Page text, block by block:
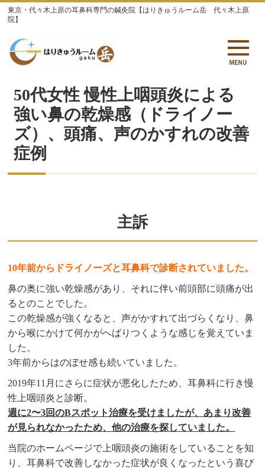
東京・代々木上原の耳鼻科専門の鍼灸院【はりきゅうルーム岳 代々木上原
院】
50代女性 慢性上咽頭炎による
強い鼻の乾燥感（ドライノー
ズ）、頭痛、声のかすれの改善
症例
主訴
10年前からドライノーズと耳鼻科で診断されていました。
鼻の奥に強い乾燥感があり、それに伴い前頭部に頭痛が出
るとのことでした。
この乾燥感が強くなると、声がかすれて出づらくなり、鼻
から喉にかけて何かがへばりつくような感じを覚えていま
した。
3年前からはのぼせ感も続いていました。
2019年11月にさらに症状が悪化したため、耳鼻科に行き慢
性上咽頭炎と診断。
週に2〜3回のBスポット治療を受けましたが、あまり改善
が見られなかったため、他の治療を探していました。
当院のホームページで上咽頭炎の施術をしていることを知
り、耳鼻科で改善しなかった症状が良くなったという喜び